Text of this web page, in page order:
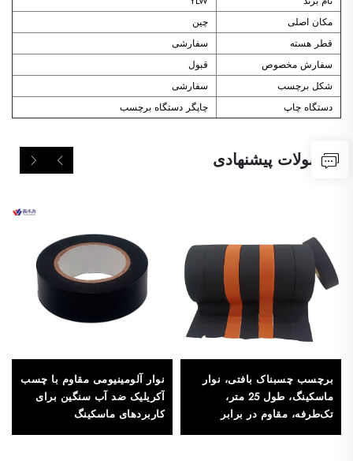
مکان اصلی
چین
قطر هسته
سفارشی
سفارش مخصوص
قبول
شکل برچسب
سفارشی
دستگاه چاپ
چاپگر دستگاه برچسب
محصولات پیشنهادی
برچسب چسبناک بافتی، نوار
ماسکینگ، طول 25 متر،
تک‌طرفه، مقاوم در برابر
حرارت، نوار هارنس حساس به
نوار آلومینیومی مقاوم با چسب
آکریلیک ضد آب سنگین برای
کاربردهای ماسکینگ